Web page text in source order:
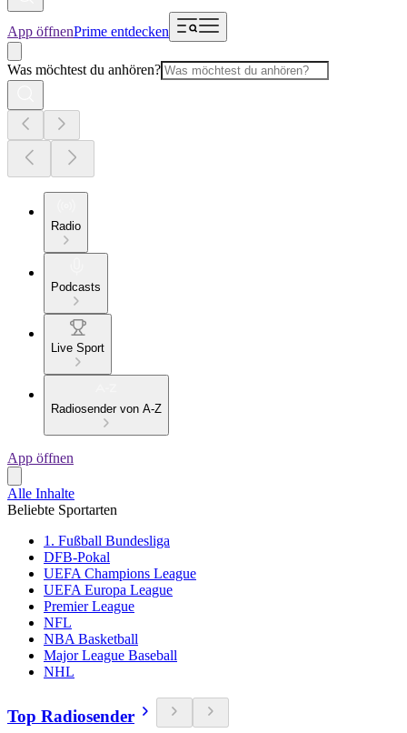
App öffnenPrime entdecken
Was möchtest du anhören?
Radio
Podcasts
Live Sport
Radiosender von A-Z
App öffnen
Alle Inhalte
Beliebte Sportarten
1. Fußball Bundesliga
DFB-Pokal
UEFA Champions League
UEFA Europa League
Premier League
NFL
NBA Basketball
Major League Baseball
NHL
Top Radiosender